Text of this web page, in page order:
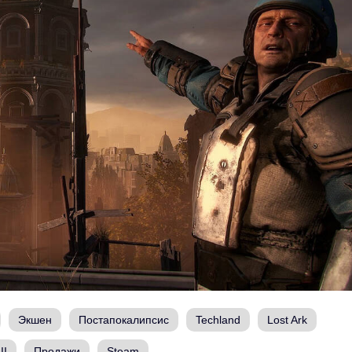
Экшен Постапокалипсис Techland Lost Ark